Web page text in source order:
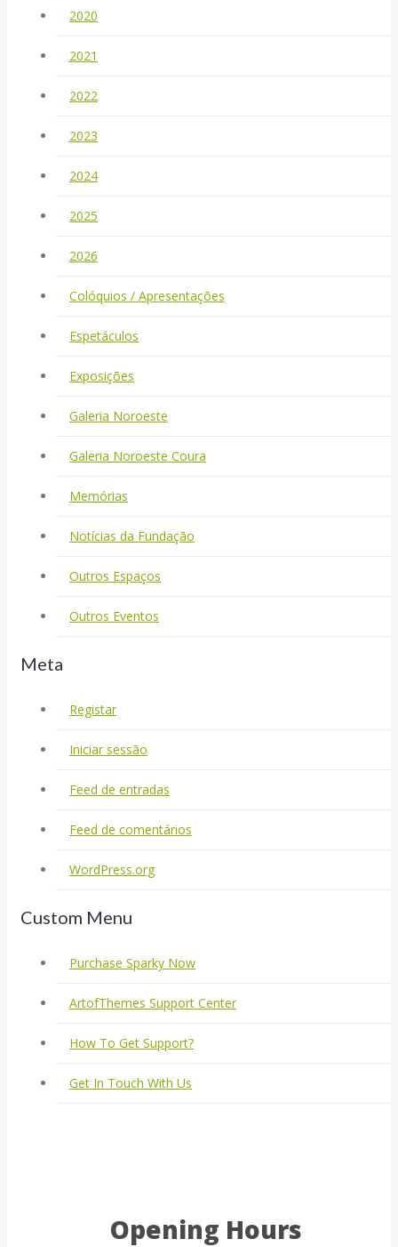
2020
2021
2022
2023
2024
2025
2026
Colóquios / Apresentações
Espetáculos
Exposições
Galeria Noroeste
Galeria Noroeste Coura
Memórias
Notícias da Fundação
Outros Espaços
Outros Eventos
Meta
Registar
Iniciar sessão
Feed de entradas
Feed de comentários
WordPress.org
Custom Menu
Purchase Sparky Now
ArtofThemes Support Center
How To Get Support?
Get In Touch With Us
Opening Hours